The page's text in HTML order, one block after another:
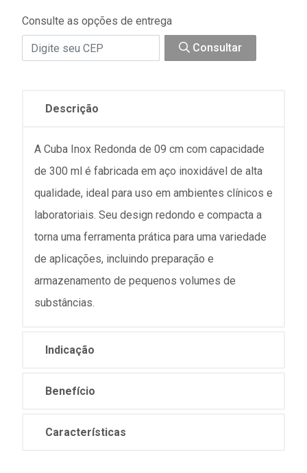
Consulte as opções de entrega
Consultar
Descrição
A Cuba Inox Redonda de 09 cm com capacidade
de 300 ml é fabricada em aço inoxidável de alta
qualidade, ideal para uso em ambientes clínicos e
laboratoriais. Seu design redondo e compacta a
torna uma ferramenta prática para uma variedade
de aplicações, incluindo preparação e
armazenamento de pequenos volumes de
substâncias.
Indicação
Benefício
Características